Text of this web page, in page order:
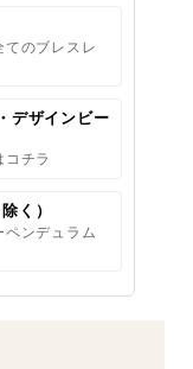
てのブレスレ
デザインビー
チラ
く）
ペンデュラム